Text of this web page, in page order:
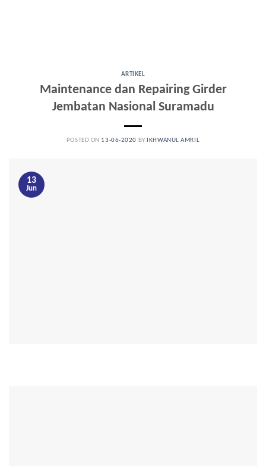
ARTIKEL
Maintenance dan Repairing Girder
Jembatan Nasional Suramadu
POSTED ON 13-06-2020 BY IKHWANUL AMRIL
13
Jun